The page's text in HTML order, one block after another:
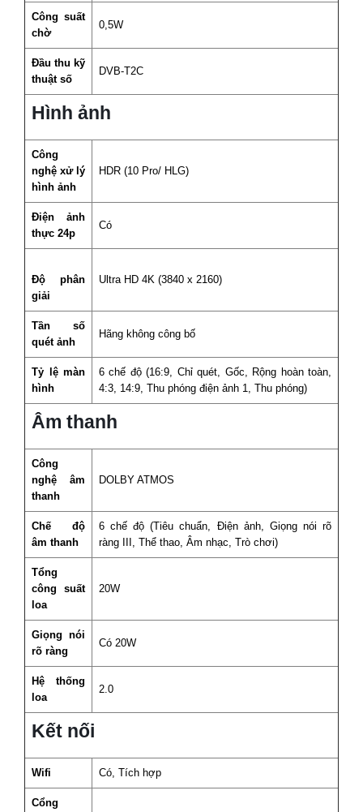
Công suất
chờ
0,5W
Đầu thu kỹ
thuật số
DVB-T2C
Hình ảnh
Công
nghệ xử lý
hình ảnh
HDR (10 Pro/ HLG)
Điện ảnh
thực 24p
Có
Độ phân
giải
Ultra HD 4K (3840 x 2160)
Tần số
quét ảnh
Hãng không công bố
Tỷ lệ màn
hình
6 chế độ (16:9, Chỉ quét, Gốc, Rộng hoàn toàn,
4:3, 14:9, Thu phóng điện ảnh 1, Thu phóng)
Âm thanh
Công
nghệ âm
thanh
DOLBY ATMOS
Chế độ
âm thanh
6 chế độ (Tiêu chuẩn, Điện ảnh, Giọng nói rõ
ràng III, Thể thao, Âm nhạc, Trò chơi)
Tổng
công suất
loa
20W
Giọng nói
rõ ràng
Có 20W
Hệ thống
loa
2.0
Kết nối
Wifi Có, Tích hợp
Cổng